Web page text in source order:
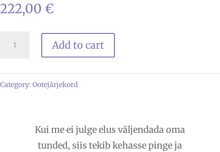
222,00 €
Kaotustunne,
üksildustunne,
lein
Väljaelamata
Add to cart
Category: Ootejärjekord
Kui me ei julge elus väljendada oma
tunded, siis tekib kehasse pinge ja